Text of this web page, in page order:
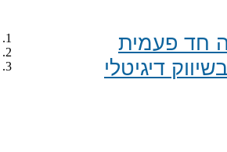
חד פעמית​
דיגיטלי